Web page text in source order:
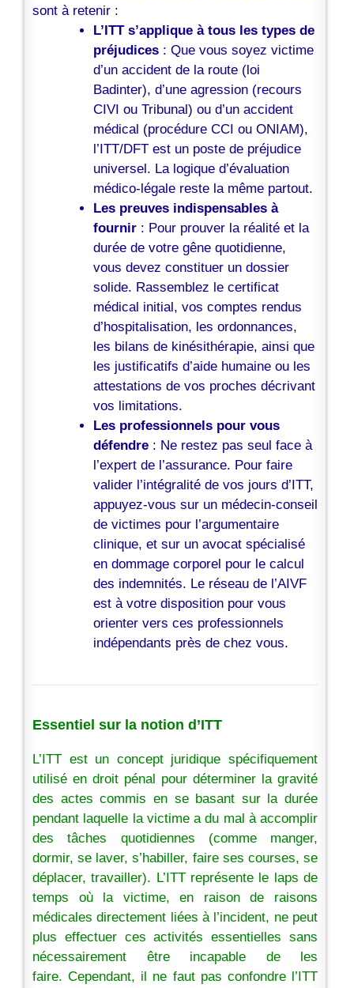
sont à retenir :
L’ITT s’applique à tous les types de
préjudices: Que vous soyez victime
d’un accident de la route (loi
Badinter), d’une agression (recours
CIVI ou Tribunal) ou d’un accident
médical (procédure CCI ou ONIAM),
l’ITT/DFT est un poste de préjudice
universel. La logique d’évaluation
médico-légale reste la même partout.
Les preuves indispensables à
fournir: Pour prouver la réalité et la
durée de votre gêne quotidienne,
vous devez constituer un dossier
solide. Rassemblez le certificat
médical initial, vos comptes rendus
d’hospitalisation, les ordonnances,
les bilans de kinésithérapie, ainsi que
les justificatifs d’aide humaine ou les
attestations de vos proches décrivant
vos limitations.
Les professionnels pour vous
défendre: Ne restez pas seul face à
l’expert de l’assurance. Pour faire
valider l’intégralité de vos jours d’ITT,
appuyez-vous sur un médecin-conseil
de victimes pour l’argumentaire
clinique, et sur un avocat spécialisé
en dommage corporel pour le calcul
des indemnités. Le réseau de l’AIVF
est à votre disposition pour vous
orienter vers ces professionnels
indépendants près de chez vous.
Essentiel sur la notion d’ITT
L’ITT est un concept juridique spécifiquement
utilisé en droit pénal pour déterminer la gravité
des actes commis en se basant sur la durée
pendant laquelle la victime a du mal à accomplir
des tâches quotidiennes (comme manger,
dormir, se laver, s’habiller, faire ses courses, se
déplacer, travailler). L’ITT représente le laps de
temps où la victime, en raison de raisons
médicales directement liées à l’incident, ne peut
plus effectuer ces activités essentielles sans
nécessairement être incapable de les
faire. Cependant, il ne faut pas confondre l’ITT